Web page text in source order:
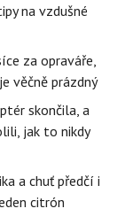
na vzdušné
za opraváře,
věčně prázdný
skončila, a
jak to nikdy
a chuť předčí i
citrón